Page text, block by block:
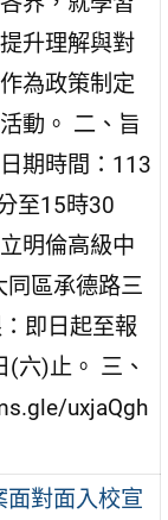
升理解與對
為政策制定
動。 二、旨
期時間：113
至15時30
明倫高級中
同區承德路三
即日起至報
六)止。 三、
uxjaQgh
對面入校宣